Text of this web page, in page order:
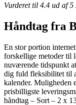
Vurderet til 4.4 ud af 5
Håndtag fra
En stor portion
forskellige metoder til
nuværende tidspunkt
dig fuld fleksibilitet til
kalender. Muligheden
prisbilligste
håndtag – Sort – 2 x